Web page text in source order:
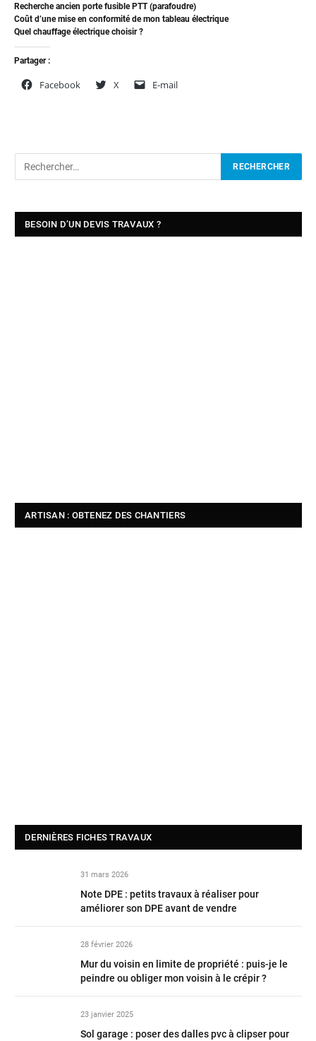
Recherche ancien porte fusible PTT (parafoudre)
Coût d’une mise en conformité de mon tableau électrique
Quel chauffage électrique choisir ?
Partager :
Facebook X E-mail
BESOIN D’UN DEVIS TRAVAUX ?
ARTISAN : OBTENEZ DES CHANTIERS
DERNIÈRES FICHES TRAVAUX
31 mars 2026
Note DPE : petits travaux à réaliser pour
améliorer son DPE avant de vendre
28 février 2026
Mur du voisin en limite de propriété : puis-je le
peindre ou obliger mon voisin à le crépir ?
23 janvier 2025
Sol garage : poser des dalles pvc à clipser pour